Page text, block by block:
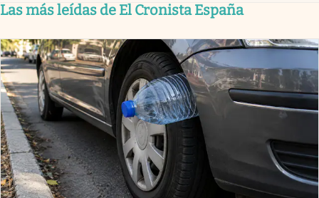
Las más leídas de El Cronista España